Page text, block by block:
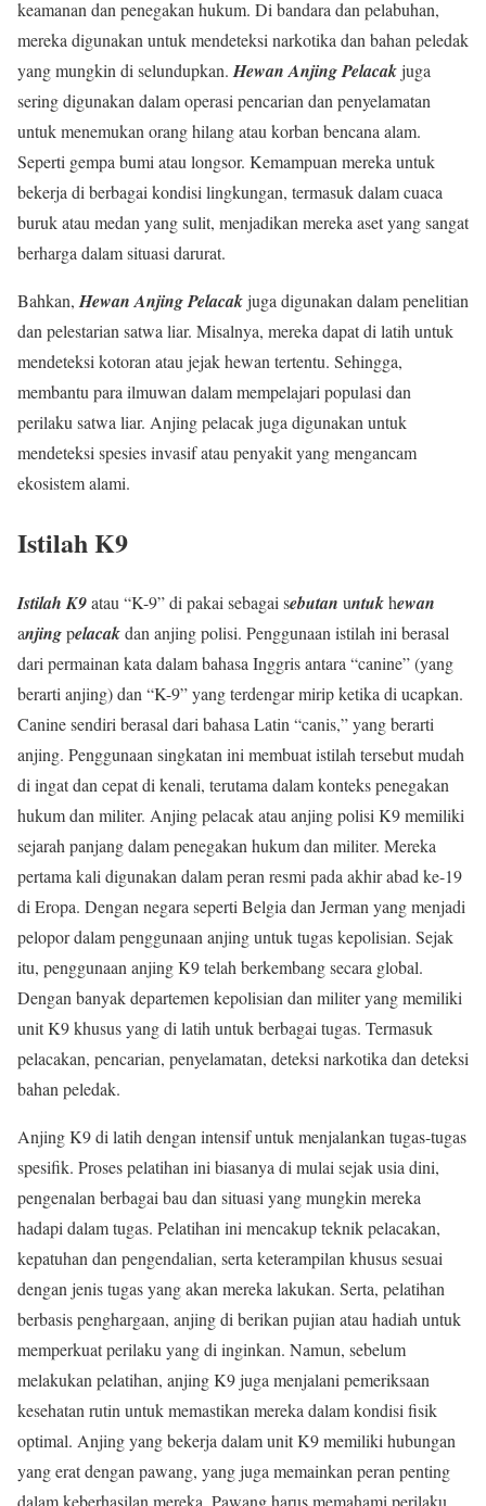
keamanan dan penegakan hukum. Di bandara dan pelabuhan,
mereka digunakan untuk mendeteksi narkotika dan bahan peledak
yang mungkin di selundupkan. Hewan Anjing Pelacakjuga
sering digunakan dalam operasi pencarian dan penyelamatan
untuk menemukan orang hilang atau korban bencana alam.
Seperti gempa bumi atau longsor. Kemampuan mereka untuk
bekerja di berbagai kondisi lingkungan, termasuk dalam cuaca
buruk atau medan yang sulit, menjadikan mereka aset yang sangat
berharga dalam situasi darurat.
Bahkan, Hewan Anjing Pelacakjuga digunakan dalam penelitian
dan pelestarian satwa liar. Misalnya, mereka dapat di latih untuk
mendeteksi kotoran atau jejak hewan tertentu. Sehingga,
membantu para ilmuwan dalam mempelajari populasi dan
perilaku satwa liar. Anjing pelacak juga digunakan untuk
mendeteksi spesies invasif atau penyakit yang mengancam
ekosistem alami.
Istilah K9
Istilah K9atau “K-9” di pakai sebagai sebutan untukhewan
anjingpelacakdan anjing polisi. Penggunaan istilah ini berasal
dari permainan kata dalam bahasa Inggris antara “canine” (yang
berarti anjing) dan “K-9” yang terdengar mirip ketika di ucapkan.
Canine sendiri berasal dari bahasa Latin “canis,” yang berarti
anjing. Penggunaan singkatan ini membuat istilah tersebut mudah
di ingat dan cepat di kenali, terutama dalam konteks penegakan
hukum dan militer. Anjing pelacak atau anjing polisi K9 memiliki
sejarah panjang dalam penegakan hukum dan militer. Mereka
pertama kali digunakan dalam peran resmi pada akhir abad ke-19
di Eropa. Dengan negara seperti Belgia dan Jerman yang menjadi
pelopor dalam penggunaan anjing untuk tugas kepolisian. Sejak
itu, penggunaan anjing K9 telah berkembang secara global.
Dengan banyak departemen kepolisian dan militer yang memiliki
unit K9 khusus yang di latih untuk berbagai tugas. Termasuk
pelacakan, pencarian, penyelamatan, deteksi narkotika dan deteksi
bahan peledak.
Anjing K9 di latih dengan intensif untuk menjalankan tugas-tugas
spesifik. Proses pelatihan ini biasanya di mulai sejak usia dini,
pengenalan berbagai bau dan situasi yang mungkin mereka
hadapi dalam tugas. Pelatihan ini mencakup teknik pelacakan,
kepatuhan dan pengendalian, serta keterampilan khusus sesuai
dengan jenis tugas yang akan mereka lakukan. Serta, pelatihan
berbasis penghargaan, anjing di berikan pujian atau hadiah untuk
memperkuat perilaku yang di inginkan. Namun, sebelum
melakukan pelatihan, anjing K9 juga menjalani pemeriksaan
kesehatan rutin untuk memastikan mereka dalam kondisi fisik
optimal. Anjing yang bekerja dalam unit K9 memiliki hubungan
yang erat dengan pawang, yang juga memainkan peran penting
dalam keberhasilan mereka. Pawang harus memahami perilaku